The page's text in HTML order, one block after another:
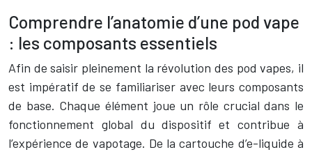
Comprendre l’anatomie d’une pod vape
: les composants essentiels
Afin de saisir pleinement la révolution des pod vapes, il
est impératif de se familiariser avec leurs composants
de base. Chaque élément joue un rôle crucial dans le
fonctionnement global du dispositif et contribue à
l’expérience de vapotage. De la cartouche d’e-liquide à